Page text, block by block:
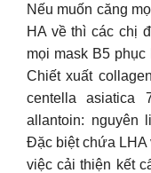
Nếu muốn căng
HA về thì các chị
mọi mask B5
Chiết xuất
centella asiatica
allantoin: nguyên
Đặc biệt chứa LHA
việc cải thiện kết